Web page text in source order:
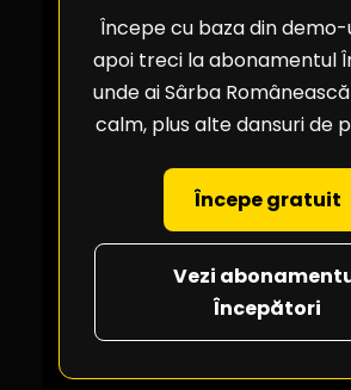
Începe cu baza din
apoi treci la abonamentul
unde ai Sârba
calm, plus alte dansuri de
Începe gratuit
Vezi
Începători